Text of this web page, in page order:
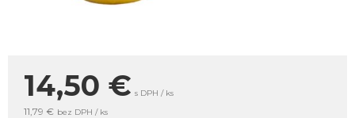
14,50 € s DPH / ks
11,79 € bez DPH / ks